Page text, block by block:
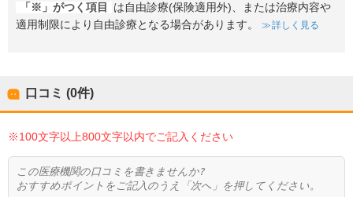
「※」がつく項目
は自由診療(保険適用外)、または治療内容や
適用制限により自由診療となる場合があります。
詳しく見る
口コミ (0件)
※100文字以上800文字以内でご記入ください